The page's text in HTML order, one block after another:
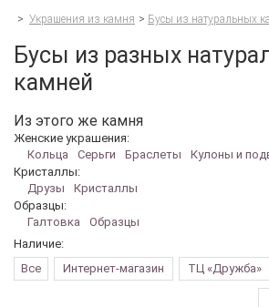
> Украшения из камня > Бусы из натуральных
Бусы из разных
камней
Из этого же камня
Женские украшения:
Кольца
Серьги Браслеты Кулоны и
Кристаллы:
Друзы
Кристаллы
Образцы:
Галтовка
Образцы
Наличие:
Все
Интернет-магазин ТЦ «Дружба»